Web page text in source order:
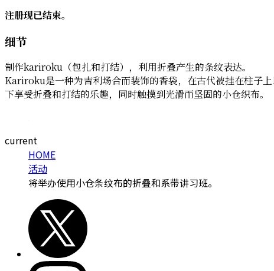
注册现已结束。
细节
制作kariroku（包扎和打结），利用折叠产生的条纹表达。
Kariroku是一种为吉利场合而装饰的香袋，在古代被挂在柱子
下享受折叠和打结的乐趣，同时触摸到光滑而坚固的小仓织布。
current
HOME
活动
将举办使用小仓条纹布的折叠和系带讲习班。